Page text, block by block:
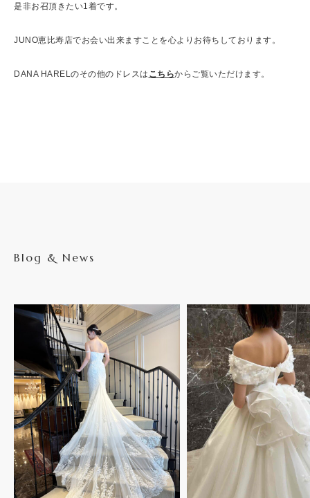
是非お召頂きたい1着です。
JUNO恵比寿店でお会い出来ますことを心よりお待ちしております。
DANA HARELのその他のドレスは こちらからご覧いただけます。
Blog & News